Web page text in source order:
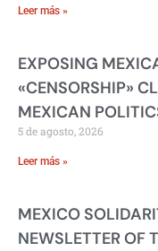
Leer más »
EXPOSING
«CENSORSHIP»
MEXICAN
5 de agosto, 2026
Leer más »
MEXICO
NEWSLETTER OF